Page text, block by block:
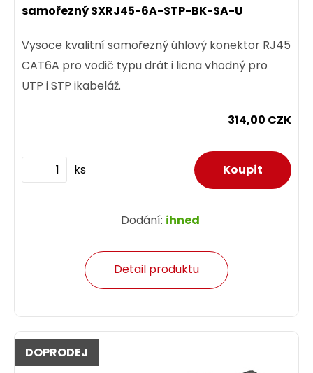
samořezný SXRJ45-6A-STP-BK-SA-U
Vysoce kvalitní samořezný úhlový konektor RJ45
CAT6A pro vodič typu drát i licna vhodný pro
UTP i STP ikabeláž.
314,00 CZK
ks
Dodání: ihned
Detail produktu
DOPRODEJ